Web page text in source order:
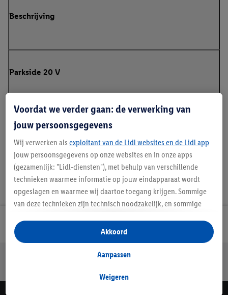
Beschrijving
Parkside 20 V
Handleidingen en downloads
Lidl Nieuwsbrief
Jouw voordelen bij ons als Lidl webshop klant
Voordat we verder gaan: de verwerking van
jouw persoonsgegevens
Wij verwerken als exploitant van de Lidl websites en de Lidl app
jouw persoonsgegevens op onze websites en in onze apps
(gezamenlijk: "Lidl-diensten"), met behulp van verschillende
technieken waarmee informatie op jouw eindapparaat wordt
opgeslagen en waarmee wij daartoe toegang krijgen. Sommige
van deze technieken zijn technisch noodzakelijk, en sommige
opslaan van voorkeursinstellingen, het verzamelen en
analyseren van statistieken of voor het tonen van
gepersonaliseerde reclame binnen en buiten de Lidl-diensten.
gegevens over jouw aankoopgedrag in de winkel ook voor de
Weigeren
Aanpassen
Akkoord